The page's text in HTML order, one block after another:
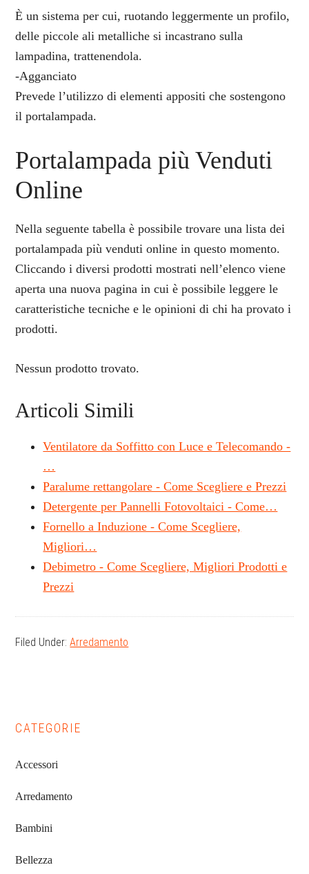
È un sistema per cui, ruotando leggermente un profilo,
delle piccole ali metalliche si incastrano sulla
lampadina, trattenendola.
-Agganciato
Prevede l’utilizzo di elementi appositi che sostengono
il portalampada.
Portalampada più Venduti
Online
Nella seguente tabella è possibile trovare una lista dei
portalampada più venduti online in questo momento.
Cliccando i diversi prodotti mostrati nell’elenco viene
aperta una nuova pagina in cui è possibile leggere le
caratteristiche tecniche e le opinioni di chi ha provato i
prodotti.
Nessun prodotto trovato.
Articoli Simili
Ventilatore da Soffitto con Luce e Telecomando -
…
Paralume rettangolare - Come Scegliere e Prezzi
Detergente per Pannelli Fotovoltaici - Come…
Fornello a Induzione - Come Scegliere,
Migliori…
Debimetro - Come Scegliere, Migliori Prodotti e
Prezzi
Filed Under:Arredamento
Primary
Sidebar
CATEGORIE
Accessori
Arredamento
Bambini
Bellezza